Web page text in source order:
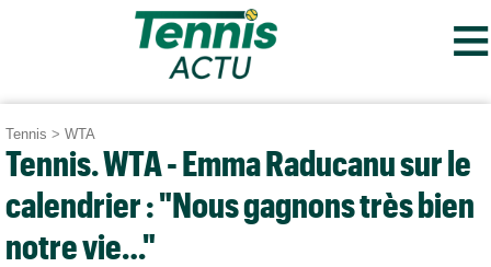
≡
Tennis > WTA
Tennis. WTA - Emma Raducanu sur le
calendrier : "Nous gagnons très bien
notre vie…"